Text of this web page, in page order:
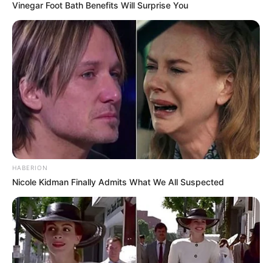
abu
Vinegar Foot Bath Benefits Will Surprise You
HABERION
Nicole Kidman Finally Admits What We All Suspected